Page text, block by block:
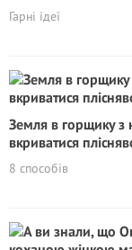
Гарні ідеї
Земля в горщику з
вкриватися
8 способів